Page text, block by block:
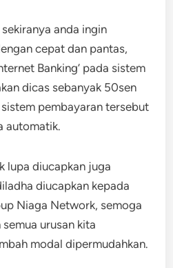
anda ingin
cepat dan pantas,
Banking’ pada sistem
dicas sebanyak 50sen
pembayaran tersebut
automatik.
lupa diucapkan juga
diucapkan kepada
Niaga Network, semoga
urusan kita
modal dipermudahkan.